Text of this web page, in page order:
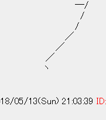
: : ―/
: : /
: : /
: : ／
. ／
／
ヽ
05/13(Sun) 21:03:39 ID: